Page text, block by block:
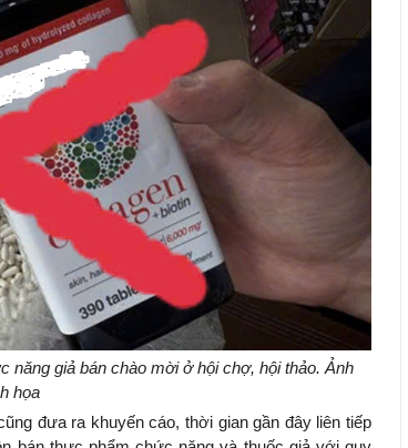
giả bán chào mời ở hội chợ, hội thảo. Ảnh
họa
đưa ra khuyến cáo, thời gian gần đây liên tiếp
làm
thực tế
tăng
chế
tạo,
Việc sử dụng hiệu quả chính
sách tài khóa không chỉ mang ý
nghĩa hỗ trợ ngắn hạn mà còn
đóng vai trò tạo nền tảng cho
tăng trưởng bền vững dài hạn.